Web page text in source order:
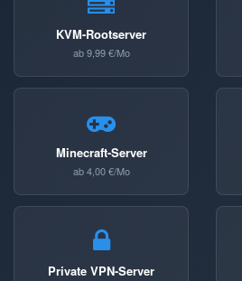
KVM-Rootserver
ab 9,99 €/Mo
Minecraft-Server
ab 4,00 €/Mo
Private VPN-Server